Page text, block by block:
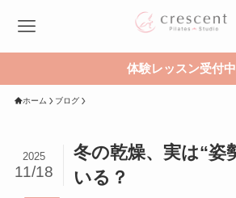
体験レッスン受付中
ホーム ブログ
冬の乾燥、実は“姿
いる？
2025
11/18